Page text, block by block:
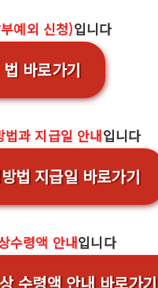
예외 신청)입니다
바로가기
과 지급일 안내입니다
법 지급일 바로가기
수령액 안내입니다
수령액 안내 바로가기